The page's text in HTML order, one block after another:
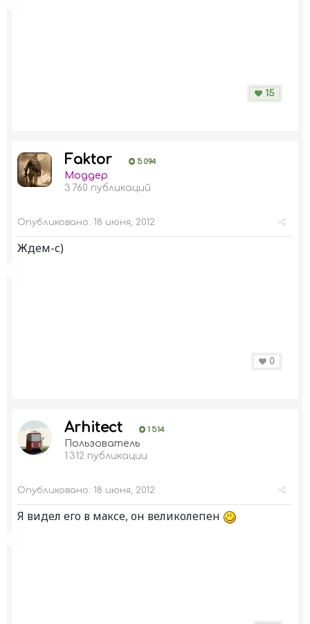
15
Faktor 5 094
Моддер
3 760 публикаций
Опубликовано: 18 июня, 2012
Ждем-с)
0
Arhitect 1 514
Пользователь
1 312 публикации
Опубликовано: 18 июня, 2012
Я видел его в максе, он великолепен